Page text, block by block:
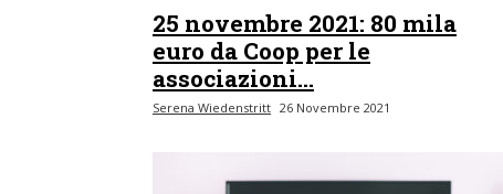
25 novembre 2021: 80 mila
euro da Coop per le
associazioni...
Serena Wiedenstritt 26 Novembre 2021